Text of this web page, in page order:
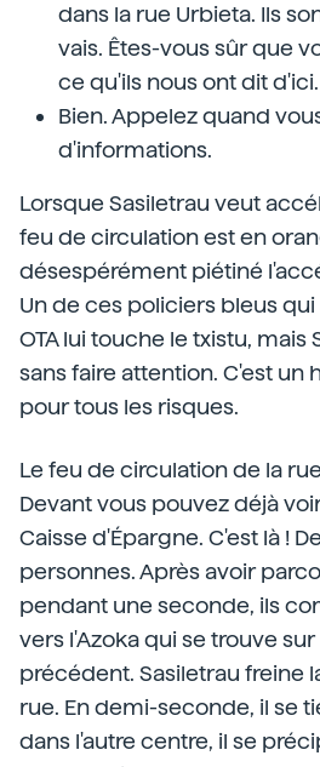
dans la rue Urbieta. Ils
vais. Êtes-vous sûr que
ce qu'ils nous ont dit d'ici.
Bien. Appelez quand
d'informations.
Lorsque Sasiletrau veut
feu de circulation est en
désespérément piétiné
Un de ces policiers bleus qui
OTA lui touche le txistu, mais
sans faire attention. C'est un
pour tous les risques.
Le feu de circulation de la
Devant vous pouvez déjà
Caisse d'Épargne. C'est là !
personnes. Après avoir
pendant une seconde, ils
vers l'Azoka qui se trouve
précédent. Sasiletrau freine
rue. En demi-seconde, il se
dans l'autre centre, il se